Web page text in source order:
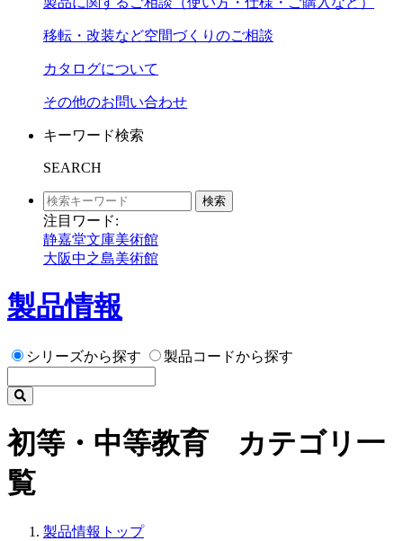
移転・改装など空間づくりのご相談
カタログについて
その他のお問い合わせ
キーワード検索
SEARCH
検索
注目ワード:
静嘉堂文庫美術館
大阪中之島美術館
製品情報
シリーズから探す 製品コードから探す
初等・中等教育 カテゴリ一
覧
製品情報トップ